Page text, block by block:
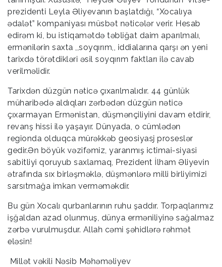
prezidenti Leyla Əliyevanın başlatdığı, “Xocalıya
ədalət” kompaniyası müsbət nəticələr verir. Hesab
edirəm ki, bu istiqamətdə təbliğat daim aparılmalı,
ermənilərin saxta ,,soyqırım,, iddialarına qarşı ən yeni
tarixdə törətdikləri əsil soyqırım faktları ilə cavab
verilməlidir.
Tarixdən düzgün nəticə çıxarılmalıdır. 44 günlük
müharibədə aldıqları zərbədən düzgün nəticə
çıxarmayan Ermənistan, düşmənçiliyini davam etdirir,
revanş hissi ilə yaşayır. Dünyada, o cümlədən
regionda olduqca mürəkkəb geosiyasj proseslər
gedir.Ən böyük vəzifəmiz, yaranmış ictimai-siyasi
sabitliyi qoruyub saxlamaq, Prezident İlham Əliyevin
ətrafında sıx birləşməklə, düşmənlərə milli birliyimizi
sarsıtmağa imkan verməməkdir.
Bu gün Xocalı qurbanlarının ruhu şaddır. Torpaqlarımız
işğaldan azad olunmuş, dünya erməniliyinə sağalmaz
zərbə vurulmuşdur. Allah cəmi şəhidlərə rəhmət
eləsin!
Millət vəkili Nəsib Məhəməliyev